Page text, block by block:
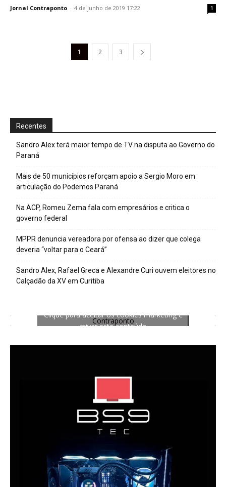
Jornal Contraponto - 4 de junho de 2019 17:22 1
1 2 3
Recentes
Sandro Alex terá maior tempo de TV na disputa ao Governo do
Paraná
Mais de 50 municípios reforçam apoio a Sergio Moro em
articulação do Podemos Paraná
Na ACP, Romeu Zema fala com empresários e critica o
governo federal
MPPR denuncia vereadora por ofensa ao dizer que colega
deveria “voltar para o Ceará”
Sandro Alex, Rafael Greca e Alexandre Curi ouvem eleitores no
Calçadão da XV em Curitiba
Contraponto
Clique para aceitar os cookies marketing e
ativar este conteúdo